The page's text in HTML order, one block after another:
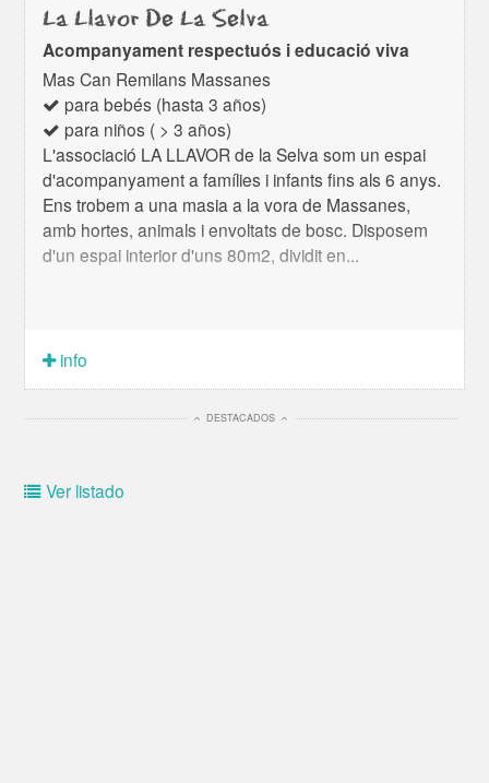
La Llavor De La Selva
Acompanyament respectuós i educació viva
Mas Can Remilans Massanes
para bebés (hasta 3 años)
para niños ( > 3 años)
L'associació LA LLAVOR de la Selva som un espai
d'acompanyament a famílies i infants fins als 6 anys.
Ens trobem a una masia a la vora de Massanes,
amb hortes, animals i envoltats de bosc. Disposem
d'un espai interior d'uns 80m2, dividit en...
info
DESTACADOS
Ver listado